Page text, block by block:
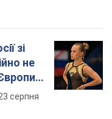
зі
не
серпня